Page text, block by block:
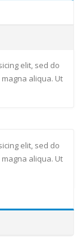
elit, sed do
aliqua. Ut
elit, sed do
aliqua. Ut